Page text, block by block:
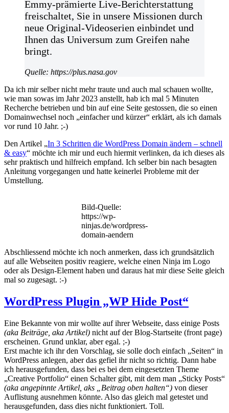
Emmy-prämierte Live-Berichterstattung
freischaltet, Sie in unsere Missionen durch
neue Original-Videoserien einbindet und
Ihnen das Universum zum Greifen nahe
bringt.
Quelle: https://plus.nasa.gov
Da ich mir selber nicht mehr traute und auch mal schauen wollte,
wie man sowas im Jahr 2023 anstellt, hab ich mal 5 Minuten
Recherche betrieben und bin auf eine Seite gestossen, die so einen
Domainwechsel noch „einfacher und kürzer“ erklärt, als ich damals
vor rund 10 Jahr. ;-)
Den Artikel „In 3 Schritten die WordPress Domain ändern – schnell
& easy“ möchte ich mir und euch hiermit verlinken, da ich dieses als
sehr praktisch und hilfreich empfand. Ich selber bin nach besagten
Anleitung vorgegangen und hatte keinerlei Probleme mit der
Umstellung.
Bild-Quelle:
https://wp-
ninjas.de/wordpress-
domain-aendern
Abschliessend möchte ich noch anmerken, dass ich grundsätzlich
auf alle Webseiten positiv reagiere, welche einen Ninja im Logo
oder als Design-Element haben und daraus hat mir diese Seite gleich
mal so zugesagt. :-)
WordPress Plugin „WP Hide Post“
Eine Bekannte von mir wollte auf ihrer Webseite, dass einige Posts
(aka Beiträge, aka Artikel) nicht auf der Blog-Startseite (front page)
erscheinen. Grund unklar, aber egal. ;-)
Erst machte ich ihr den Vorschlag, sie solle doch einfach „Seiten“ in
WordPress anlegen, aber das gefiel ihr nicht so richtig. Dann habe
ich herausgefunden, dass bei es bei dem eingesetzten Theme
„Creative Portfolio“ einen Schalter gibt, mit dem man „Sticky Posts“
(aka angepinnte Artikel, aks „Beitrag oben halten“) von dieser
Auflistung ausnehmen könnte. Also das gleich mal getestet und
herausgefunden, dass dies nicht funktioniert. Toll.